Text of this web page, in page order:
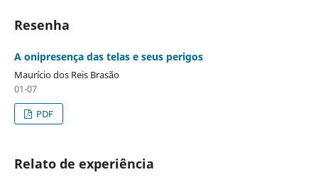
Resenha
A onipresença das telas e seus perigos
Maurício dos Reis Brasão
01-07
PDF
Relato de experiência